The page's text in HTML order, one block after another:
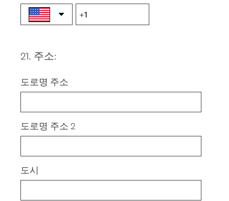
Question
21. 주소:
도로명 주소
도로명 주소 2
도시